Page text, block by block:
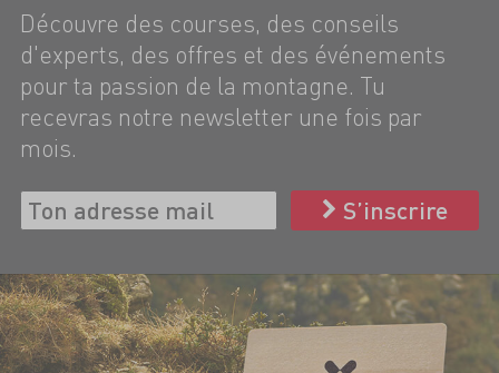
Découvre des courses, des conseils
d'experts, des offres et des événements
pour ta passion de la montagne. Tu
recevras notre newsletter une fois par
mois.
S’inscrire